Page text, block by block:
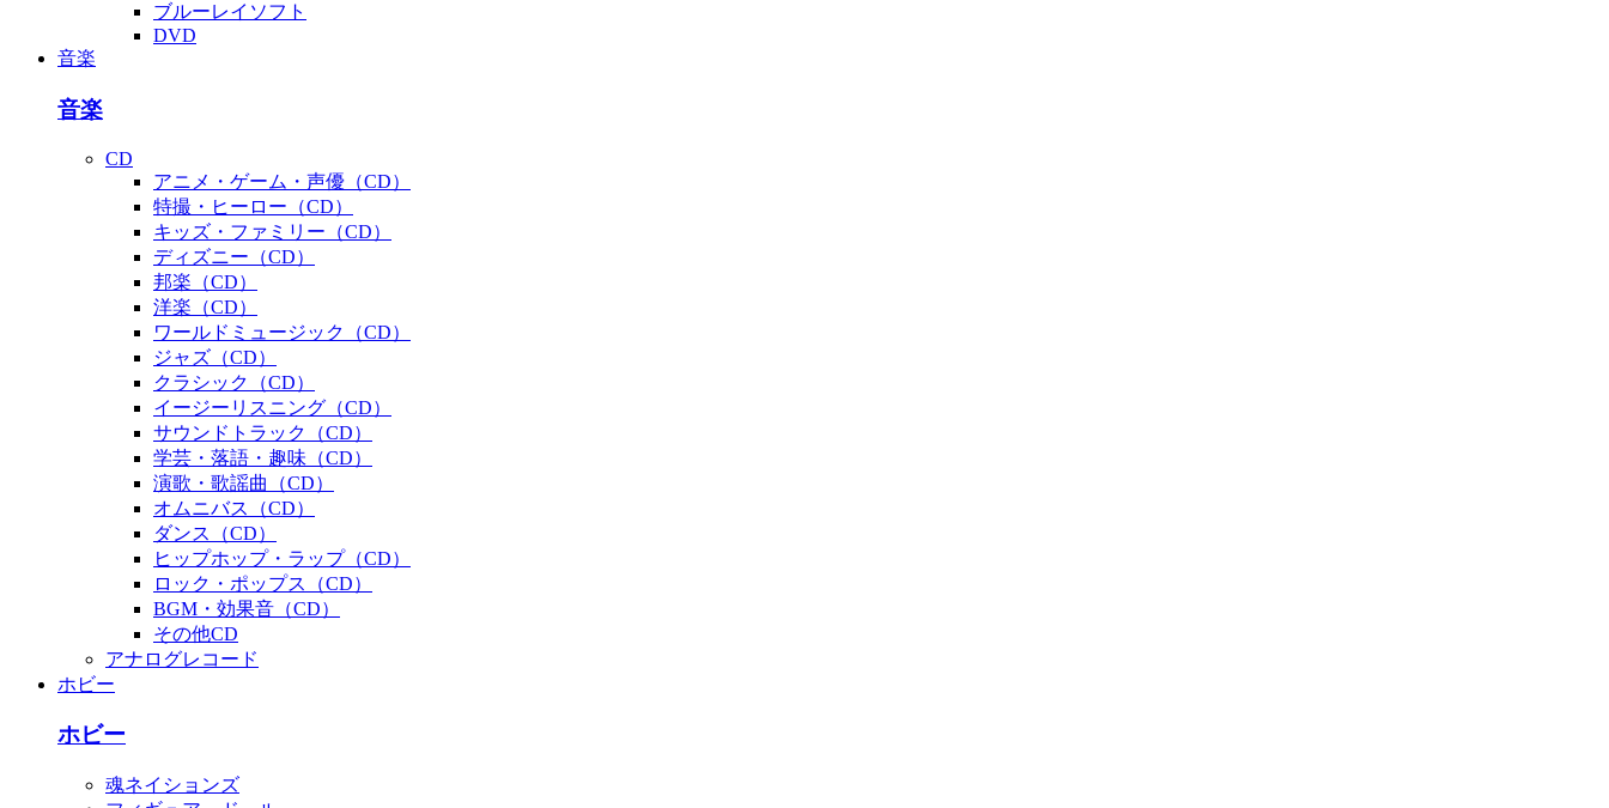
ブルーレイソフト
DVD
音楽
音楽
CD
アニメ・ゲーム・声優（CD）
特撮・ヒーロー（CD）
キッズ・ファミリー（CD）
ディズニー（CD）
邦楽（CD）
洋楽（CD）
ワールドミュージック（CD）
ジャズ（CD）
クラシック（CD）
イージーリスニング（CD）
サウンドトラック（CD）
学芸・落語・趣味（CD）
演歌・歌謡曲（CD）
オムニバス（CD）
ダンス（CD）
ヒップホップ・ラップ（CD）
ロック・ポップス（CD）
BGM・効果音（CD）
その他CD
アナログレコード
ホビー
ホビー
魂ネイションズ